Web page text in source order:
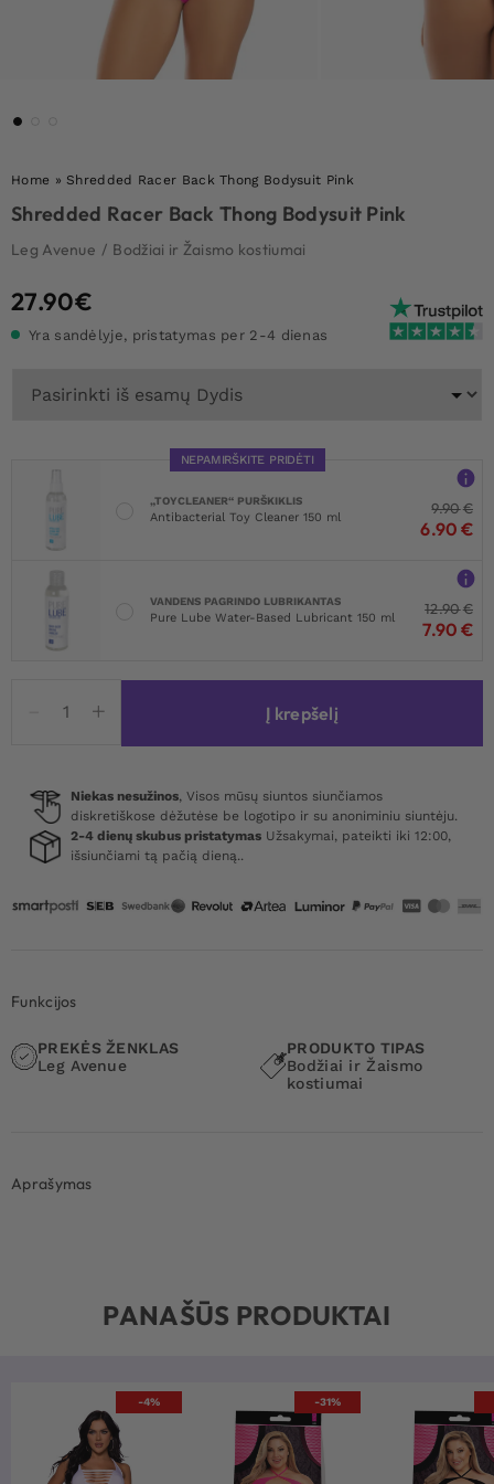
Home »Shredded Racer Back Thong Bodysuit Pink
Shredded Racer Back Thong Bodysuit Pink
Leg Avenue / Bodžiai ir Žaismo kostiumai
27.90€
Yra sandėlyje, pristatymas per 2-4 dienas
NEPAMIRŠKITE PRIDĖTI
„TOYCLEANER“ PURŠKIKLIS
Antibacterial Toy Cleaner 150 ml
9.90€
6.90 €
VANDENS PAGRINDO LUBRIKANTAS
Pure Lube Water-Based Lubricant 150 ml
12.90€
7.90 €
kiekis:
Shredded
Back
Thong
Bodysuit
Į krepšelį
Niekas nesužinos, Visos mūsų siuntos siunčiamos
diskretiškose dėžutėse be logotipo ir su anoniminiu siuntėju.
2-4 dienų skubus pristatymas Užsakymai, pateikti iki 12:00,
išsiunčiami tą pačią dieną..
Funkcijos
PREKĖS ŽENKLAS
Leg Avenue
PRODUKTO TIPAS
Bodžiai ir Žaismo
kostiumai
Aprašymas
PANAŠŪS PRODUKTAI
-4% -31%